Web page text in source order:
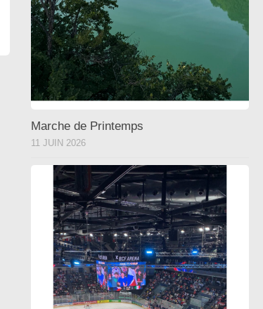
Marche de Printemps
11 JUIN 2026